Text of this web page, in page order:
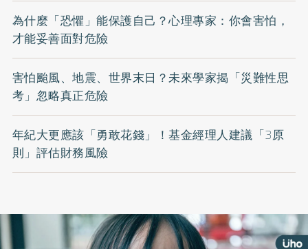
為什麼「恐懼」能保護自己？心理專家：你會害怕，
才能妥善面對危險
害怕颱風、地震、世界末日？未來學家揭「災難性思
考」忽略真正危險
年紀大更應該「勇敢花錢」！基金經理人建議「3原
則」評估財務風險